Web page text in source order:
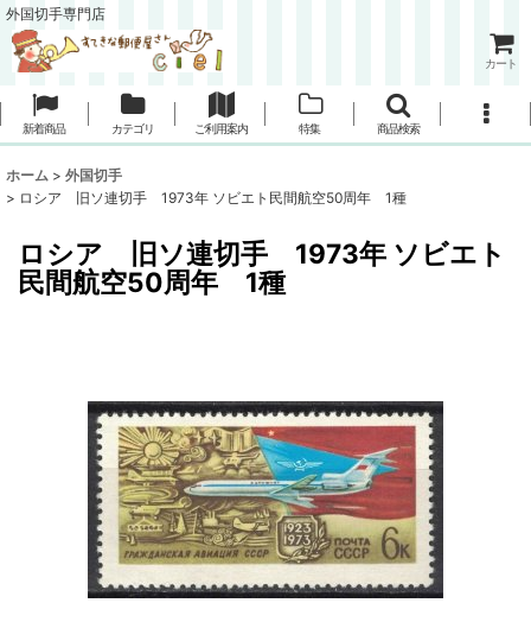
外国切手専門店
カート
新着商品 カテゴリ ご利用案内 特集 商品検索
ホーム > 外国切手
> ロシア 旧ソ連切手 1973年 ソビエト民間航空50周年 1種
ロシア 旧ソ連切手 1973年 ソビエト
民間航空50周年 1種